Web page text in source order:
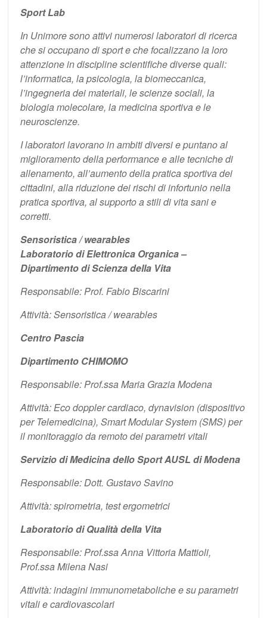
Sport Lab
In Unimore sono attivi numerosi laboratori di ricerca
che si occupano di sport e che focalizzano la loro
attenzione in discipline scientifiche diverse quali:
l’informatica, la psicologia, la biomeccanica,
l’ingegneria dei materiali, le scienze sociali, la
biologia molecolare, la medicina sportiva e le
neuroscienze.
I laboratori lavorano in ambiti diversi e puntano al
miglioramento della performance e alle tecniche di
allenamento, all’aumento della pratica sportiva dei
cittadini, alla riduzione dei rischi di infortunio nella
pratica sportiva, al supporto a stili di vita sani e
corretti.
Sensoristica / wearables
Laboratorio di Elettronica Organica –
Dipartimento di Scienza della Vita
Responsabile: Prof. Fabio Biscarini
Attività: Sensoristica / wearables
Centro Pascia
Dipartimento CHIMOMO
Responsabile: Prof.ssa Maria Grazia Modena
Attività: Eco doppler cardiaco, dynavision (dispositivo
per Telemedicina), Smart Modular System (SMS) per
il monitoraggio da remoto dei parametri vitali
Servizio di Medicina dello Sport AUSL di Modena
Responsabile: Dott. Gustavo Savino
Attività: spirometria, test ergometrici
Laboratorio di Qualità della Vita
Responsabile: Prof.ssa Anna Vittoria Mattioli,
Prof.ssa Milena Nasi
Attività: indagini immunometaboliche e su parametri
vitali e cardiovascolari